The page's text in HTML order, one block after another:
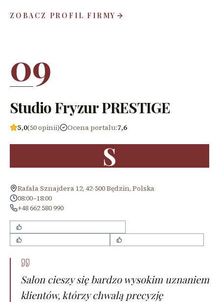
ZOBACZ PROFIL FIRMY
09
Studio Fryzur PRESTIGE
5,0(50 opinii) Ocena portalu:7,6
S
Rafała Sznajdera 12, 42-500 Będzin, Polska
08:00–18:00
+48 662 580 990
Salon cieszy się bardzo wysokim uznaniem
klientów, którzy chwalą precyzję